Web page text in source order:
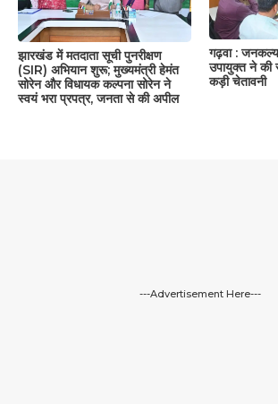
झारखंड में मतदाता सूची पुनरीक्षण
(SIR) अभियान शुरू; मुख्यमंत्री हेमंत
सोरेन और विधायक कल्पना सोरेन ने
स्वयं भरा प्रपत्र, जनता से की अपील
गढ़वा :
उपायुक्त ने की
कड़ी चेतावनी
---Advertisement Here---